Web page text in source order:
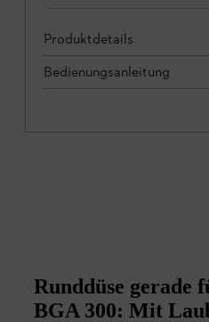
Produktdetails
Bedienungsanleitung
Runddüse gerade
BGA 300: Mit